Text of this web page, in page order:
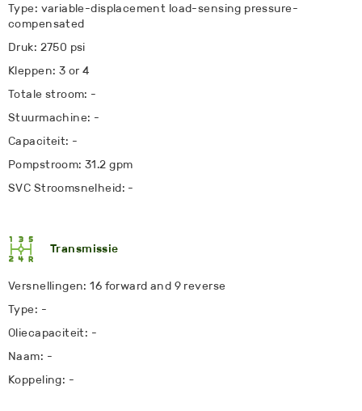
Type: variable-displacement load-sensing pressure-
compensated
Druk: 2750 psi
Kleppen: 3 or 4
Totale stroom: -
Stuurmachine: -
Capaciteit: -
Pompstroom: 31.2 gpm
SVC Stroomsnelheid: -
Transmissie
Versnellingen: 16 forward and 9 reverse
Type: -
Oliecapaciteit: -
Naam: -
Koppeling: -